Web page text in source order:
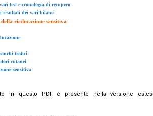
test e cronologia di recupero
risultati dei vari bilanci
rieducazione sensitiva
trofici
cutanei
sensitiva
in questo PDF è presente nella versione